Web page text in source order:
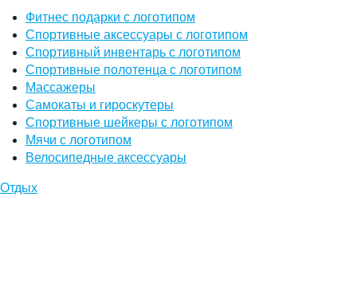
Фитнес подарки с логотипом
Спортивные аксессуары с логотипом
Спортивный инвентарь с логотипом
Спортивные полотенца с логотипом
Массажеры
Самокаты и гироскутеры
Спортивные шейкеры с логотипом
Мячи с логотипом
Велосипедные аксессуары
Отдых